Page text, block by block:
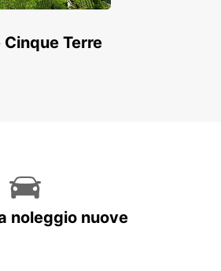
Terre
noleggio nuove